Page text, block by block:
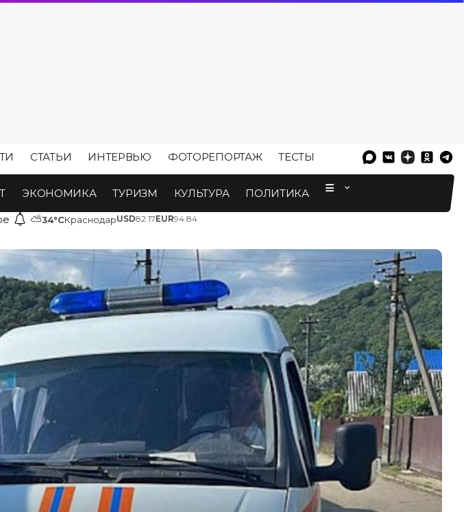
СТАТЬИ ИНТЕРВЬЮ ФОТОРЕПОРТАЖ ТЕСТЫ
ЭКОНОМИКА ТУРИЗМ КУЛЬТУРА ПОЛИТИКА
⛅34°CКраснодарUSD82.17EUR94.84